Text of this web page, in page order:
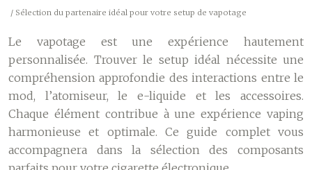
/ Sélection du partenaire idéal pour votre setup de vapotage
Le vapotage est une expérience hautement
personnalisée. Trouver le setup idéal nécessite une
compréhension approfondie des interactions entre le
mod, l’atomiseur, le e-liquide et les accessoires.
Chaque élément contribue à une expérience vaping
harmonieuse et optimale. Ce guide complet vous
accompagnera dans la sélection des composants